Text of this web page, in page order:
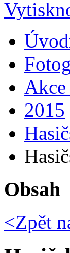
Akce
2015
Obsah
<Zpět